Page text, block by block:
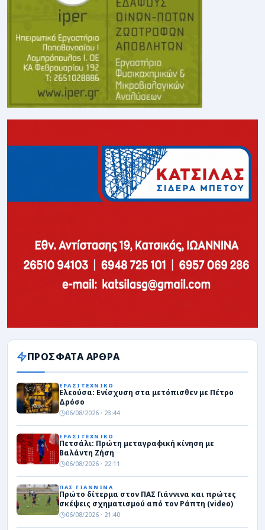
ΠΡΟΣΦΑΤΑ ΑΡΘΡΑ
ΕΡΑΣΙΤΕΧΝΙΚΟ
Ελεούσα: Ενίσχυση στα μετόπισθεν με Πέτρο
Δρόσο
06/08/2026 · 23:44
ΕΡΑΣΙΤΕΧΝΙΚΟ
Πετσάλι: Πρώτη μεταγραφική κίνηση με
Βαλάντη Ζήση
06/08/2026 · 22:11
ΠΑΣ ΓΙΑΝΝΙΝΑ
Πρώτο δίτερμα στον ΠΑΣ Γιάννινα και πρώτες
σκέψεις σχηματισμού από τον Ράπτη (video)
06/08/2026 · 21:40